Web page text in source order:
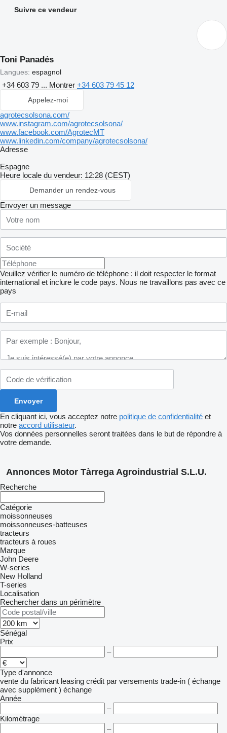
Suivre ce vendeur
Toni Panadés
Langues: espagnol
+34 603 79 ... Montrer +34 603 79 45 12
Appelez-moi
agrotecsolsona.com/
www.instagram.com/agrotecsolsona/
www.facebook.com/AgrotecMT
www.linkedin.com/company/agrotecsolsona/
Adresse
Espagne
Heure locale du vendeur: 12:28 (CEST)
Demander un rendez-vous
Envoyer un message
Veuillez vérifier le numéro de téléphone : il doit respecter le format
international et inclure le code pays. Nous ne travaillons pas avec ce
pays
En cliquant ici, vous acceptez notre politique de confidentialité et
notre accord utilisateur.
Vos données personnelles seront traitées dans le but de répondre à
votre demande.
Annonces Motor Tàrrega Agroindustrial S.L.U.
Recherche
Catégorie
moissonneuses
moissonneuses-batteuses
tracteurs
tracteurs à roues
Marque
John Deere
W-series
New Holland
T-series
Localisation
Rechercher dans un périmètre
Sénégal
Prix
–
Type d'annonce
vente du fabricant leasing crédit par versements trade-in ( échange
avec supplément ) échange
Année
–
Kilométrage
–